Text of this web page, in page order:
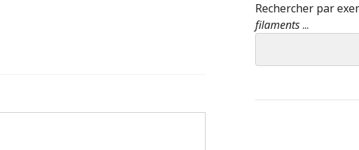
Rechercher par
filaments...